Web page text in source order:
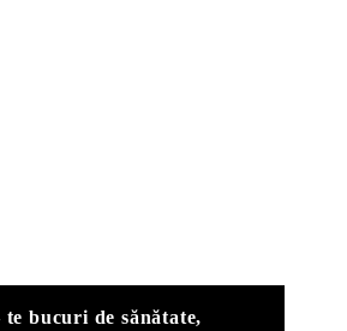
bucuri de sănătate,